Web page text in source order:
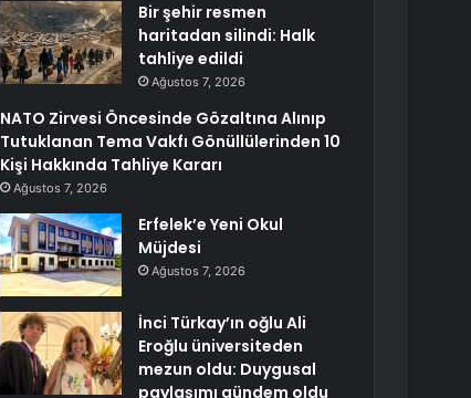
Bir şehir resmen
haritadan silindi: Halk
tahliye edildi
Ağustos 7, 2026
NATO Zirvesi Öncesinde Gözaltına Alınıp
Tutuklanan Tema Vakfı Gönüllülerinden 10
Kişi Hakkında Tahliye Kararı
Ağustos 7, 2026
Erfelek’e Yeni Okul
Müjdesi
Ağustos 7, 2026
İnci Türkay’ın oğlu Ali
Eroğlu üniversiteden
mezun oldu: Duygusal
paylaşımı gündem oldu